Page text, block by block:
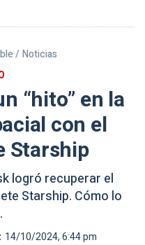
/ Noticias
“hito” en la
con el
Starship
logró recuperar el
Starship. Cómo lo
14/10/2024, 6:44 pm